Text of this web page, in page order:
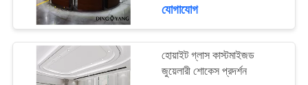
গুণমান
নিয়ন্ত্রণ
যোগাযোগ
হোয়াইট গ্লাস কাস্টমাইজড
জুয়েলারী শোকেস প্রদর্শন